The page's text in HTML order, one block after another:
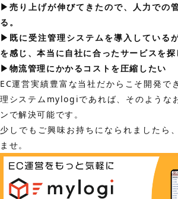
▶︎売り上げが伸びてきたので、人力での
る。
▶︎既に受注管理システムを導入している
を感じ、本当に自社に合ったサービスを探
▶︎物流管理にかかるコストを圧縮したい
EC運営実績豊富な当社だからこそ開発で
理システムmylogiであれば、そのような
ンで解決可能です。
少しでもご興味お持ちになられましたら
ませ。